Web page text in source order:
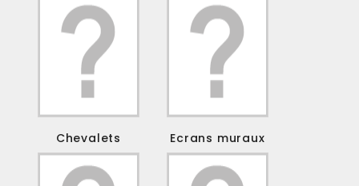
Chevalets Ecrans muraux